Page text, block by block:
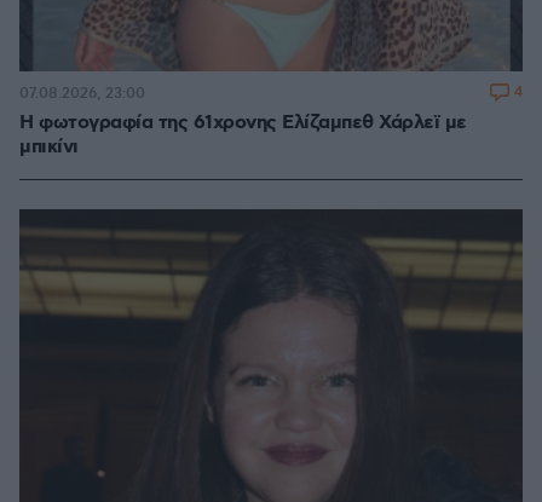
Η φωτογραφία της 61χρονης Ελίζαμπεθ Χάρλεϊ με
μπικίνι
07.08.2026, 23:00 4